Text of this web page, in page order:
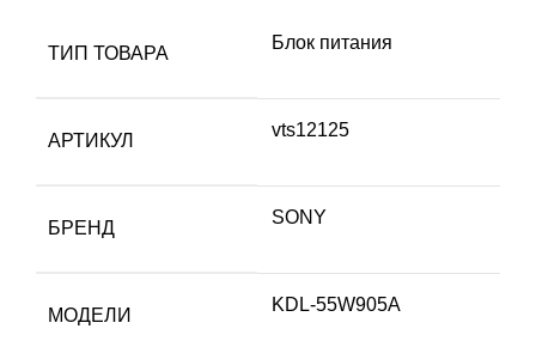
ТИП ТОВАРА
Блок питания
АРТИКУЛ
vts12125
БРЕНД
SONY
МОДЕЛИ
KDL-55W905A